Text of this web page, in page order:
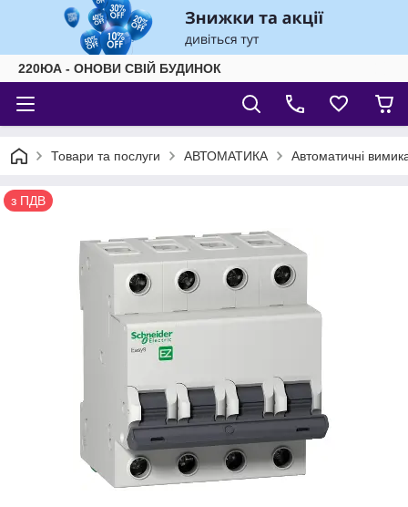
220ЮА - ОНОВИ СВІЙ БУДИНОК
Товари та послуги АВТОМАТИКА Автоматичні
з ПДВ